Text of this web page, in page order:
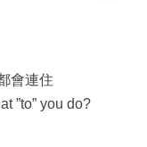
會連住
”to” you do?